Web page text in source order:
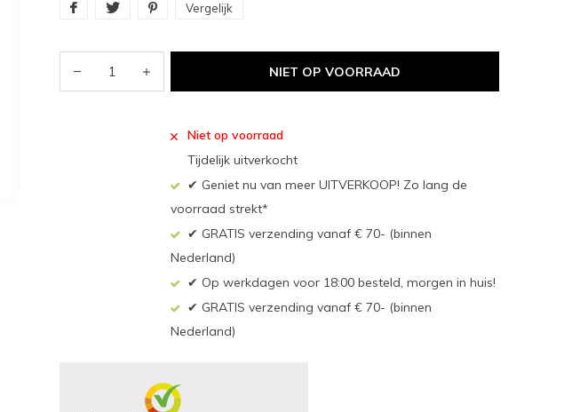
Vergelijk
NIET OP VOORRAAD
Niet op voorraad
Tijdelijk uitverkocht
✔ Geniet nu van meer UITVERKOOP! Zo lang de
voorraad strekt*
✔ GRATIS verzending vanaf € 70- (binnen
Nederland)
✔ Op werkdagen voor 18:00 besteld, morgen in huis!
✔ GRATIS verzending vanaf € 70- (binnen
Nederland)